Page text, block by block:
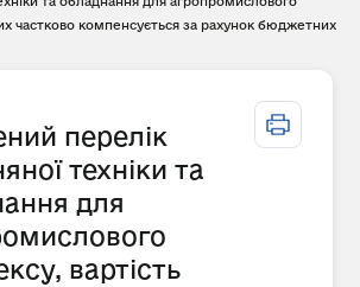
частково компенсується за рахунок бюджетних
перелік
техніки та
для
вартість